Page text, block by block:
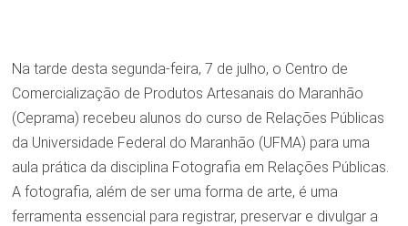
Na tarde desta segunda-feira, 7 de julho, o Centro de
Comercialização de Produtos Artesanais do Maranhão
(Ceprama) recebeu alunos do curso de Relações Públicas
da Universidade Federal do Maranhão (UFMA) para uma
aula prática da disciplina Fotografia em Relações Públicas.
A fotografia, além de ser uma forma de arte, é uma
ferramenta essencial para registrar, preservar e divulgar a